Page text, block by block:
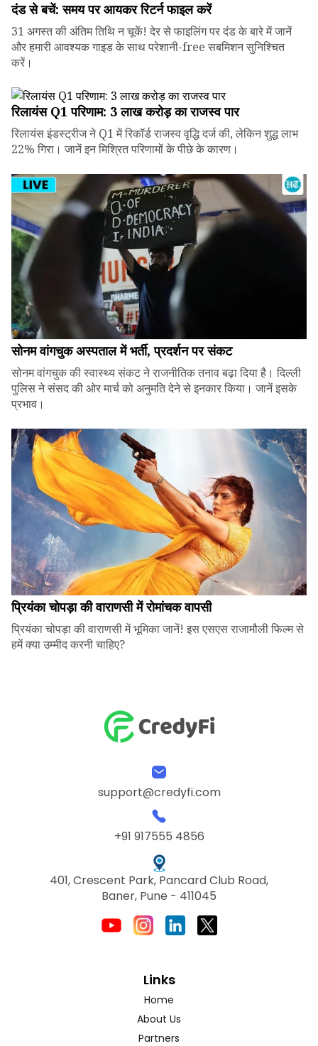
दंड से बचें: समय पर आयकर रिटर्न फाइल करें
31 अगस्त की अंतिम तिथि न चूकें! देर से फाइलिंग पर दंड के बारे में जानें
और हमारी आवश्यक गाइड के साथ परेशानी-free सबमिशन सुनिश्चित
करें।
रिलायंस Q1 परिणाम: ₹3 लाख करोड़ का राजस्व पार
रिलायंस इंडस्ट्रीज ने Q1 में रिकॉर्ड राजस्व वृद्धि दर्ज की, लेकिन शुद्ध लाभ
22% गिरा। जानें इन मिश्रित परिणामों के पीछे के कारण।
सोनम वांगचुक अस्पताल में भर्ती, प्रदर्शन पर संकट
सोनम वांगचुक की स्वास्थ्य संकट ने राजनीतिक तनाव बढ़ा दिया है। दिल्ली
पुलिस ने संसद की ओर मार्च को अनुमति देने से इनकार किया। जानें इसके
प्रभाव।
प्रियंका चोपड़ा की वाराणसी में रोमांचक वापसी
प्रियंका चोपड़ा की वाराणसी में भूमिका जानें! इस एसएस राजामौली फिल्म से
हमें क्या उम्मीद करनी चाहिए?
support@credyfi.com
+91 917555 4856
401, Crescent Park, Pancard Club Road,
Baner, Pune - 411045
Links
Home
About Us
Partners